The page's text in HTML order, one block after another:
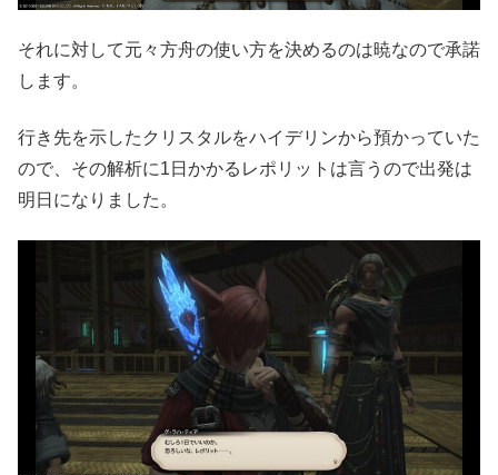
それに対して元々方舟の使い方を決めるのは暁なので承諾
します。
行き先を示したクリスタルをハイデリンから預かっていた
ので、その解析に1日かかるレポリットは言うので出発は
明日になりました。